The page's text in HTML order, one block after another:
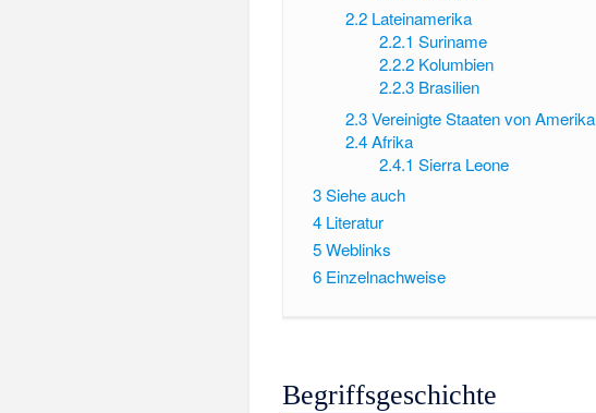
2.2 Lateinamerika
2.2.1 Suriname
2.2.2 Kolumbien
2.2.3 Brasilien
2.3 Vereinigte Staaten von Amerika
2.4 Afrika
2.4.1 Sierra Leone
3Siehe auch
4 Literatur
5Weblinks
6 Einzelnachweise
Begriffsgeschichte